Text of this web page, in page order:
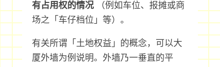
有占用权的情况（例如车位、报摊或商
场之「车仔档位」等）。
有关所谓「土地权益」的概念，可以大
厦外墙为例说明。外墙乃一垂直的平